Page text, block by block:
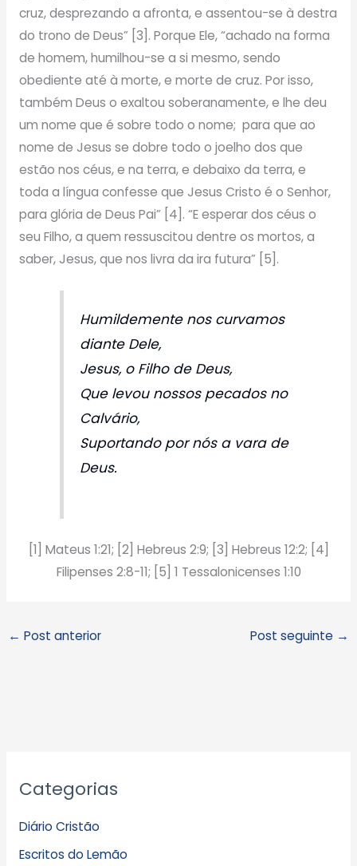
cruz, desprezando a afronta, e assentou-se à destra
do trono de Deus” [3]. Porque Ele, “achado na forma
de homem, humilhou-se a si mesmo, sendo
obediente até à morte, e morte de cruz. Por isso,
também Deus o exaltou soberanamente, e lhe deu
um nome que é sobre todo o nome; para que ao
nome de Jesus se dobre todo o joelho dos que
estão nos céus, e na terra, e debaixo da terra, e
toda a língua confesse que Jesus Cristo é o Senhor,
para glória de Deus Pai” [4]. “E esperar dos céus o
seu Filho, a quem ressuscitou dentre os mortos, a
saber, Jesus, que nos livra da ira futura” [5].
Humildemente nos curvamos
diante Dele,
Jesus, o Filho de Deus,
Que levou nossos pecados no
Calvário,
Suportando por nós a vara de
Deus.
[1] Mateus 1:21; [2] Hebreus 2:9; [3] Hebreus 12:2; [4]
Filipenses 2:8-11; [5] 1 Tessalonicenses 1:10
← Post anterior Post seguinte →
Categorias
Diário Cristão
Escritos do Lemão
r
i